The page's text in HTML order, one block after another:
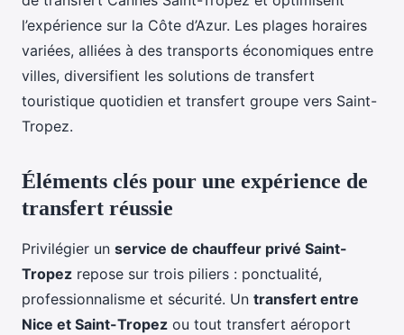
l’expérience sur la Côte d’Azur. Les plages horaires
variées, alliées à des transports économiques entre
villes, diversifient les solutions de transfert
touristique quotidien et transfert groupe vers Saint-
Tropez.
Éléments clés pour une expérience de
transfert réussie
Privilégier un service de chauffeur privé Saint-
Tropez repose sur trois piliers : ponctualité,
professionnalisme et sécurité. Un transfert entre
Nice et Saint-Tropez ou tout transfert aéroport